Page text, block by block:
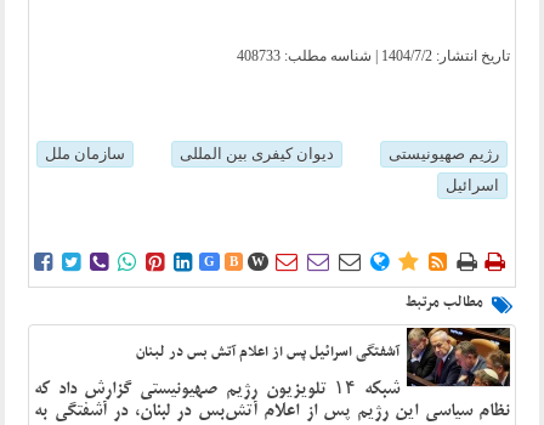
تاریخ انتشار: 1404/7/2 | شناسه مطلب: 408733
رژیم صهیونیستی دیوان کیفری بین المللی
سازمان ملل
اسرائیل
      G B W        
مطالب مرتبط
آشفتگی اسرائیل پس از اعلام آتش بس در لبنان
شبکه ۱۴ تلویزیون رژیم صهیونیستی گزارش داد که
نظام سیاسی این رژیم پس از اعلام آتش‌بس در لبنان، در آشفتگی به